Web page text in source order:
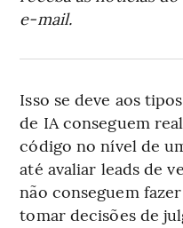
e-mail.
Isso se deve aos
de IA conseguem
código no nível de
até avaliar leads de
não conseguem
tomar decisões de